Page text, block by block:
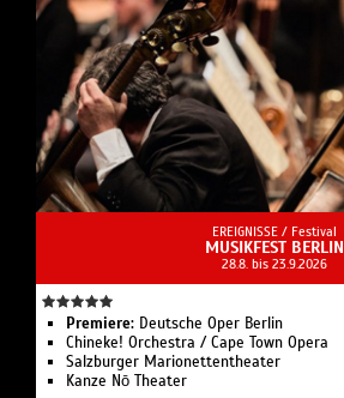
EREIGNISSE / Festival
MUSIKFEST BERLIN
28.8. bis 23.9.2026
Premiere: Deutsche Oper Berlin
Chineke! Orchestra / Cape Town Opera
Salzburger Marionettentheater
Kanze Nō Theater